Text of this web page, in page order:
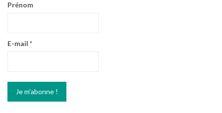
Prénom
E-mail *